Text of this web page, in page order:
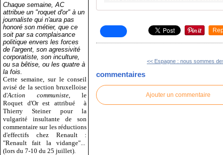
Chaque semaine, AC
attribue un "roquet d'or" à un
journaliste qui n'aura pas
honoré son métier, que ce
soit par sa complaisance
politique envers les forces
de l'argent, son agressivité
corporatiste, son inculture,
ou sa bêtise, ou les quatre à
la fois.
Cette semaine, sur le conseil
avisé de la section bruxelloise
d'Action communiste , le
Roquet d'Or est attribué
à
Thierry Steiner pour la
vulgarité insultante de son
commentaire sur les réductions
d'effectifs chez Renault :
"Renault fait la vidange"...
(lors du 7-10 du 25 juillet).
<< Espagne : nous sommes
commentaires
Ajouter un commentaire